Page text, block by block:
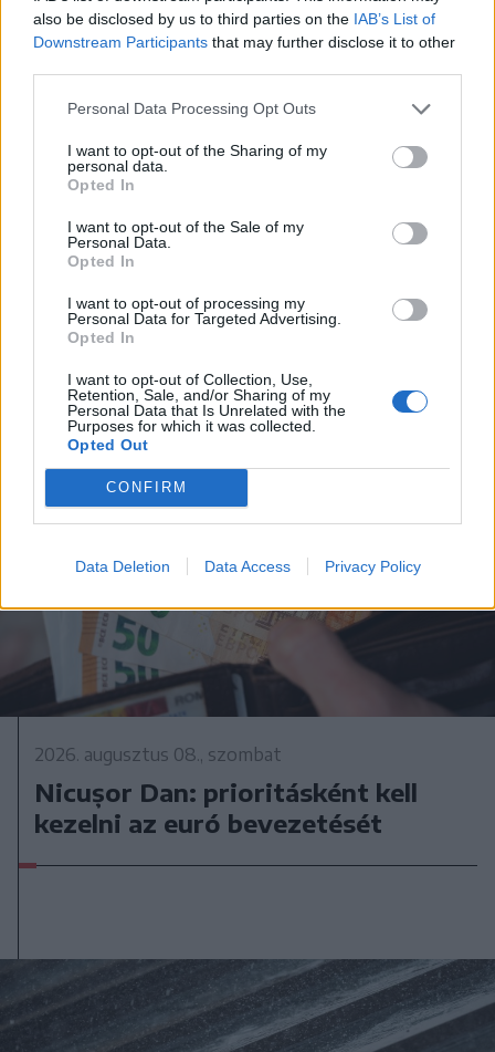
also be disclosed by us to third parties on the IAB’s List of
Downstream Participants that may further disclose it to other
Personal Data Processing Opt Outs
I want to opt-out of the Sharing of my
personal data.
Opted In
I want to opt-out of the Sale of my
Personal Data.
Opted In
I want to opt-out of processing my
Personal Data for Targeted Advertising.
Opted In
I want to opt-out of Collection, Use,
Retention, Sale, and/or Sharing of my
Personal Data that Is Unrelated with the
Purposes for which it was collected.
Opted Out
CONFIRM
Data Deletion Data Access Privacy Policy
versenyt rendeznek
Sándor Ella: Na, indíts, s
A rovat további cikkei
2026. augusztus 08., szombat
Nicușor Dan: prioritásként kell
kezelni az euró bevezetését